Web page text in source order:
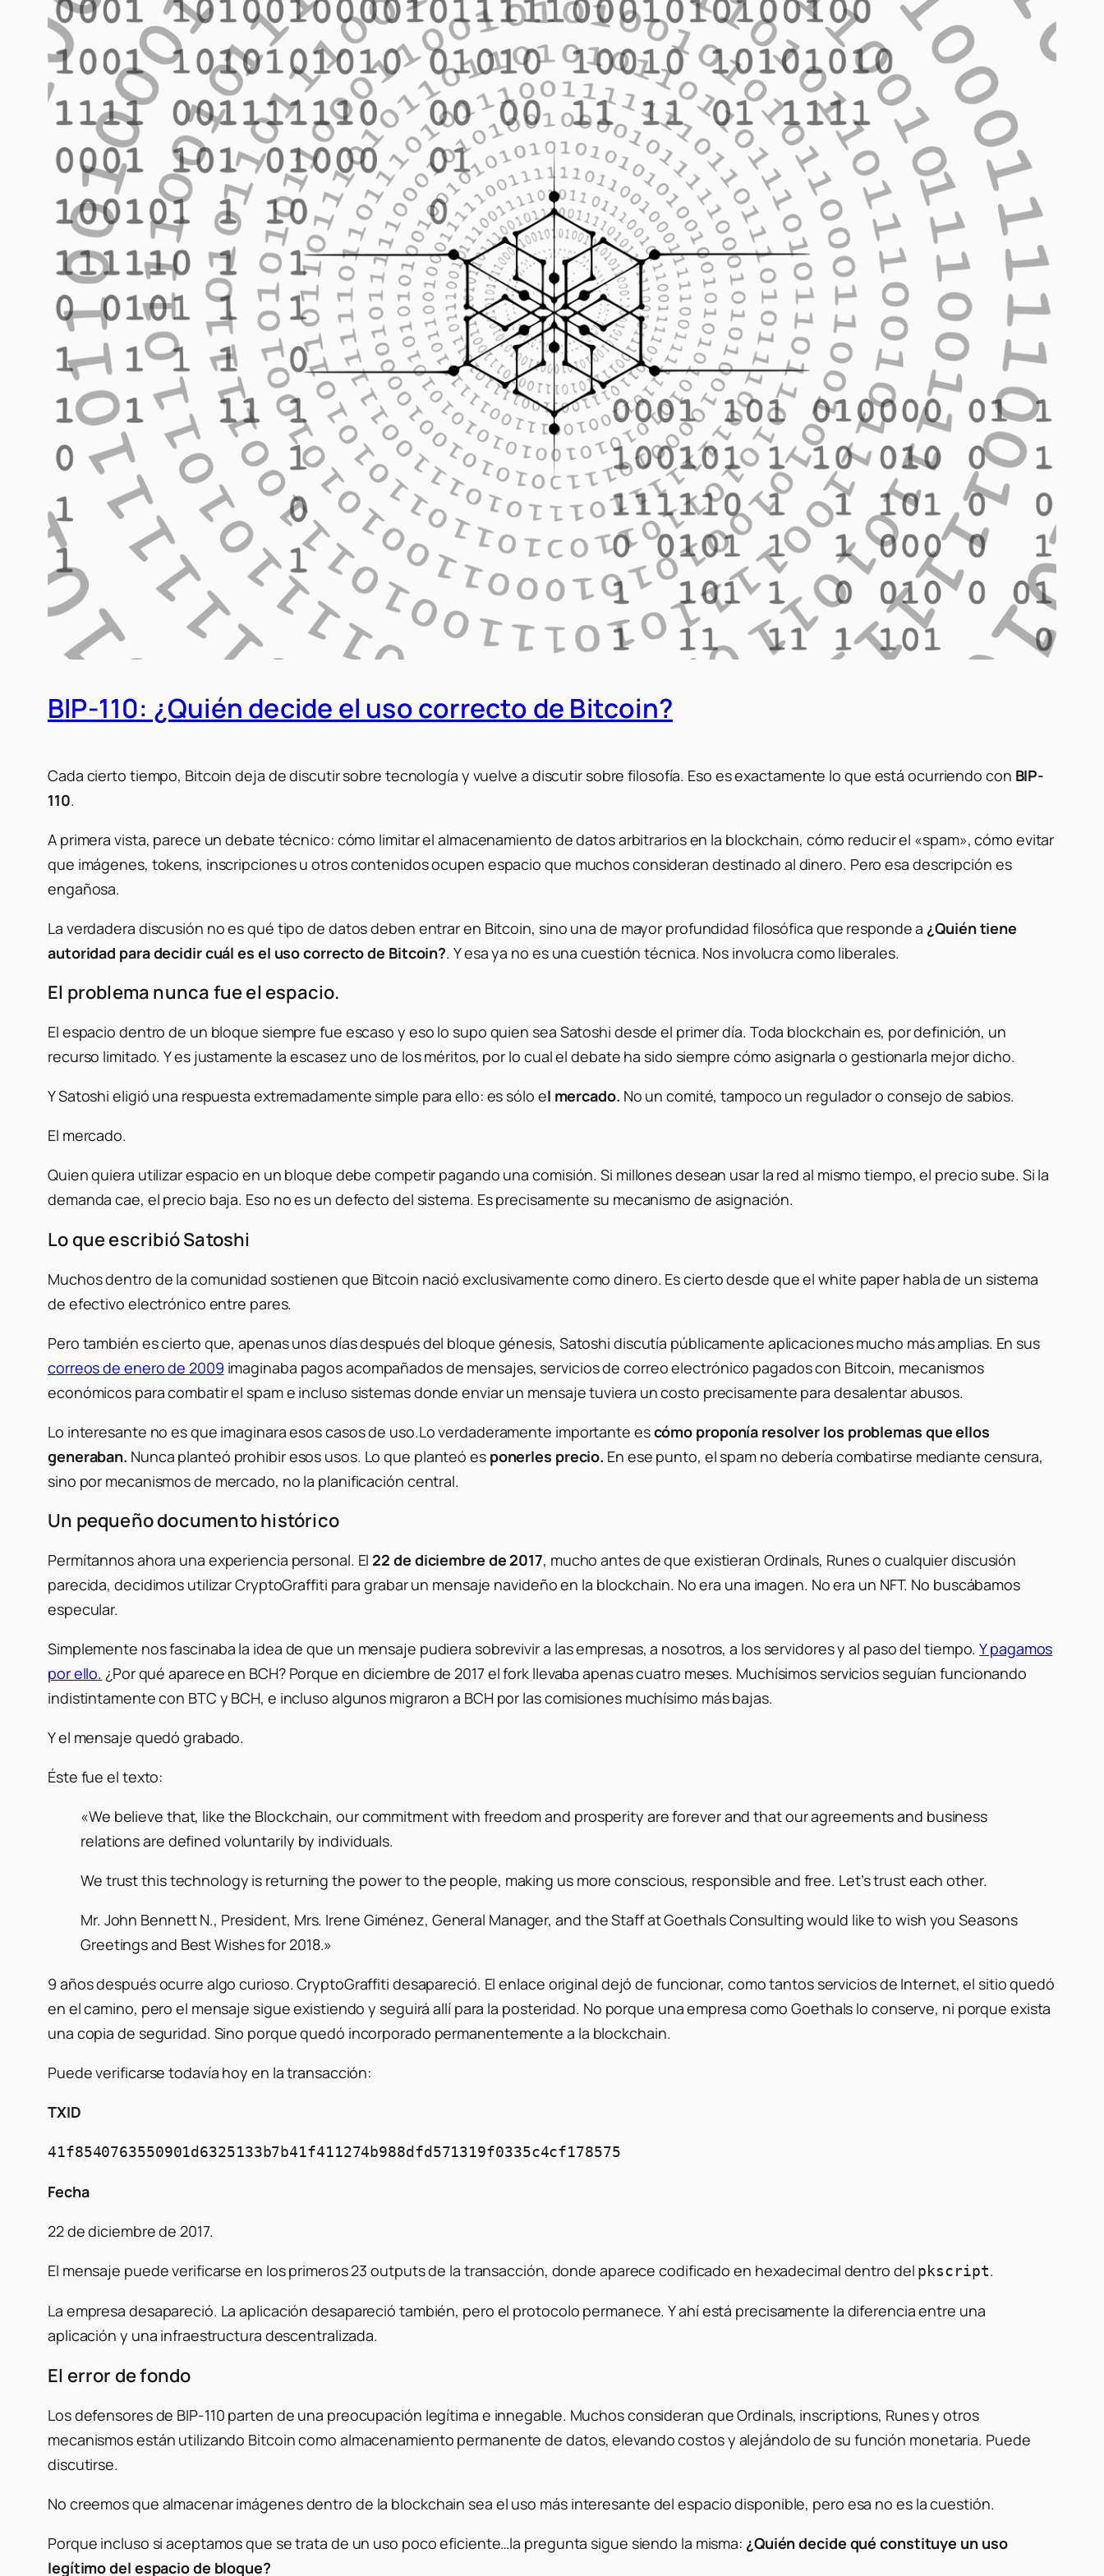
BIP-110: ¿Quién decide el uso correcto de Bitcoin?
Cada cierto tiempo, Bitcoin deja de discutir sobre tecnología y vuelve a discutir sobre filosofía. Eso es exactamente lo que está ocurriendo con BIP-
110.
A primera vista, parece un debate técnico: cómo limitar el almacenamiento de datos arbitrarios en la blockchain, cómo reducir el «spam», cómo evitar
que imágenes, tokens, inscripciones u otros contenidos ocupen espacio que muchos consideran destinado al dinero. Pero esa descripción es
engañosa.
La verdadera discusión no es qué tipo de datos deben entrar en Bitcoin, sino una de mayor profundidad filosófica que responde a ¿Quién tiene
autoridad para decidir cuál es el uso correcto de Bitcoin?. Y esa ya no es una cuestión técnica. Nos involucra como liberales.
El problema nunca fue el espacio.
El espacio dentro de un bloque siempre fue escaso y eso lo supo quien sea Satoshi desde el primer día. Toda blockchain es, por definición, un
recurso limitado. Y es justamente la escasez uno de los méritos, por lo cual el debate ha sido siempre cómo asignarla o gestionarla mejor dicho.
Y Satoshi eligió una respuesta extremadamente simple para ello: es sólo el mercado. No un comité, tampoco un regulador o consejo de sabios.
El mercado.
Quien quiera utilizar espacio en un bloque debe competir pagando una comisión. Si millones desean usar la red al mismo tiempo, el precio sube. Si la
demanda cae, el precio baja. Eso no es un defecto del sistema. Es precisamente su mecanismo de asignación.
Lo que escribió Satoshi
Muchos dentro de la comunidad sostienen que Bitcoin nació exclusivamente como dinero. Es cierto desde que el white paper habla de un sistema
de efectivo electrónico entre pares.
Pero también es cierto que, apenas unos días después del bloque génesis, Satoshi discutía públicamente aplicaciones mucho más amplias. En sus
correos de enero de 2009 imaginaba pagos acompañados de mensajes, servicios de correo electrónico pagados con Bitcoin, mecanismos
económicos para combatir el spam e incluso sistemas donde enviar un mensaje tuviera un costo precisamente para desalentar abusos.
Lo interesante no es que imaginara esos casos de uso.Lo verdaderamente importante escómo proponía resolver los problemas que ellos
generaban. Nunca planteó prohibir esos usos. Lo que planteó es ponerles precio. En ese punto, el spam no debería combatirse mediante censura,
sino por mecanismos de mercado, no la planificación central.
Un pequeño documento histórico
Permítannos ahora una experiencia personal. El 22 de diciembre de 2017, mucho antes de que existieran Ordinals, Runes o cualquier discusión
parecida, decidimos utilizar CryptoGraffiti para grabar un mensaje navideño en la blockchain. No era una imagen. No era un NFT. No buscábamos
especular.
Simplemente nos fascinaba la idea de que un mensaje pudiera sobrevivir a las empresas, a nosotros, a los servidores y al paso del tiempo.Y pagamos
por ello. ¿Por qué aparece en BCH? Porque en diciembre de 2017 el fork llevaba apenas cuatro meses. Muchísimos servicios seguían funcionando
indistintamente con BTC y BCH, e incluso algunos migraron a BCH por las comisiones muchísimo más bajas.
Y el mensaje quedó grabado.
Éste fue el texto:
«We believe that, like the Blockchain, our commitment with freedom and prosperity are forever and that our agreements and business
relations are defined voluntarily by individuals.
We trust this technology is returning the power to the people, making us more conscious, responsible and free. Let’s trust each other.
Mr. John Bennett N., President, Mrs. Irene Giménez, General Manager, and the Staff at Goethals Consulting would like to wish you Seasons
Greetings and Best Wishes for 2018.»
9 años después ocurre algo curioso. CryptoGraffiti desapareció. El enlace original dejó de funcionar, como tantos servicios de Internet, el sitio quedó
en el camino, pero el mensaje sigue existiendo y seguirá allí para la posteridad. No porque una empresa como Goethals lo conserve, ni porque exista
una copia de seguridad. Sino porque quedó incorporado permanentemente a la blockchain.
Puede verificarse todavía hoy en la transacción:
TXID
41f8540763550901d6325133b7b41f411274b988dfd571319f0335c4cf178575
Fecha
22 de diciembre de 2017.
El mensaje puede verificarse en los primeros 23 outputs de la transacción, donde aparece codificado en hexadecimal dentro del pkscript.
La empresa desapareció. La aplicación desapareció también, pero el protocolo permanece. Y ahí está precisamente la diferencia entre una
aplicación y una infraestructura descentralizada.
El error de fondo
Los defensores de BIP-110 parten de una preocupación legítima e innegable. Muchos consideran que Ordinals, inscriptions, Runes y otros
mecanismos están utilizando Bitcoin como almacenamiento permanente de datos, elevando costos y alejándolo de su función monetaria. Puede
discutirse.
No creemos que almacenar imágenes dentro de la blockchain sea el uso más interesante del espacio disponible, pero esa no es la cuestión.
Porque incluso si aceptamos que se trata de un uso poco eficiente…la pregunta sigue siendo la misma: ¿Quién decide qué constituye un uso
legítimo del espacio de bloque?